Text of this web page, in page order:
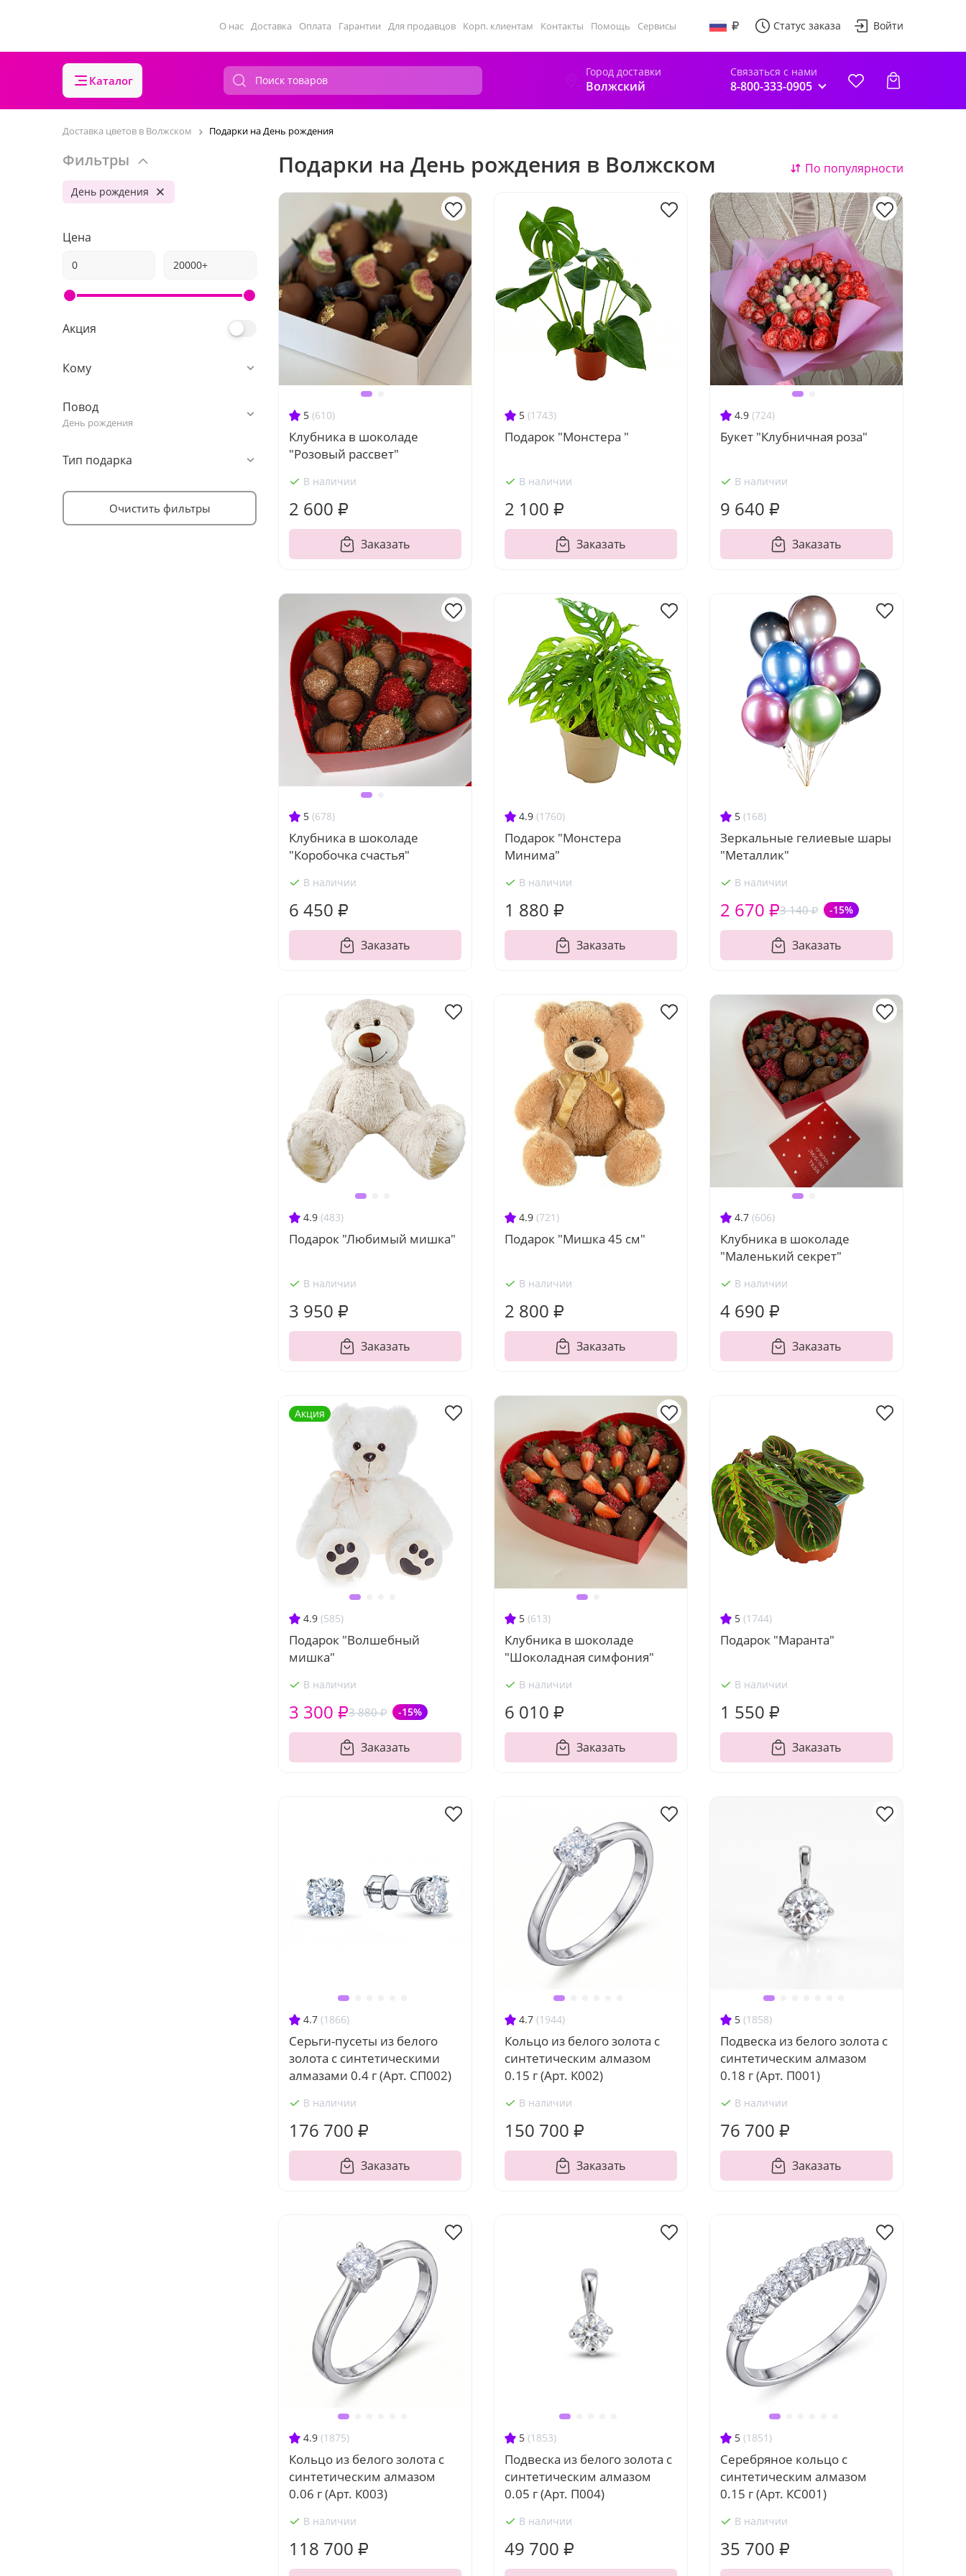
О нас Доставка Оплата Гарантии Для продавцов Корп. клиентам Контакты Помощь Сервисы Статус заказа Войти
Каталог
Город доставки
Волжский
Связаться с нами
8-800-333-0905
Доставка цветов в Волжском Подарки на День рождения
Фильтры
День рождения
Цена
Акция
Кому
Повод
День рождения
Тип подарка
Очистить фильтры
Подарки на День рождения в Волжском По популярности
5 (610)
Клубника в шоколаде
"Розовый рассвет"
В наличии
2 600 ₽
Заказать
5 (1743)
Подарок "Монстера "
В наличии
2 100 ₽
Заказать
4.9 (724)
Букет "Клубничная роза"
В наличии
9 640 ₽
Заказать
5 (678)
Клубника в шоколаде
"Коробочка счастья"
В наличии
6 450 ₽
Заказать
4.9 (1760)
Подарок "Монстера
Минима"
В наличии
1 880 ₽
Заказать
5 (168)
Зеркальные гелиевые шары
"Металлик"
В наличии
3 140 ₽ -15%
2 670 ₽
Заказать
4.9 (483)
Подарок "Любимый мишка"
В наличии
3 950 ₽
Заказать
4.9 (721)
Подарок "Мишка 45 см"
В наличии
2 800 ₽
Заказать
4.7 (606)
Клубника в шоколаде
"Маленький секрет"
В наличии
4 690 ₽
Заказать
4.9 (585)
Подарок "Волшебный
мишка"
В наличии
3 880 ₽ -15%
3 300 ₽
Заказать
Акция
5 (613)
Клубника в шоколаде
"Шоколадная симфония"
В наличии
6 010 ₽
Заказать
5 (1744)
Подарок "Маранта"
В наличии
1 550 ₽
Заказать
4.7 (1866)
Серьги-пусеты из белого
золота с синтетическими
алмазами 0.4 г (Арт. СП002)
В наличии
176 700 ₽
Заказать
4.7 (1944)
Кольцо из белого золота с
синтетическим алмазом
0.15 г (Арт. К002)
В наличии
150 700 ₽
Заказать
5 (1858)
Подвеска из белого золота с
синтетическим алмазом
0.18 г (Арт. П001)
В наличии
76 700 ₽
Заказать
4.9 (1875)
Кольцо из белого золота с
синтетическим алмазом
0.06 г (Арт. К003)
В наличии
118 700 ₽
5 (1853)
Подвеска из белого золота с
синтетическим алмазом
0.05 г (Арт. П004)
В наличии
49 700 ₽
5 (1851)
Серебряное кольцо с
синтетическим алмазом
0.15 г (Арт. КС001)
В наличии
35 700 ₽